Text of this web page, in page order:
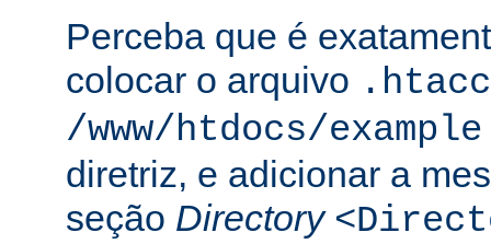
Perceba que é
colocar o arquivo
/www/htdocs/example
diretriz, e adicionar a
seção Directory